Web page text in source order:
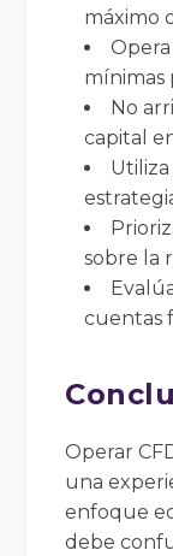
máximo
mínimas
No
capital
sobre la
cuentas
Operar
una
enfoque
debe